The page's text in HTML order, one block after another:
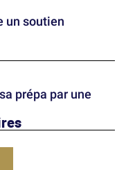
un soutien
prépa par une